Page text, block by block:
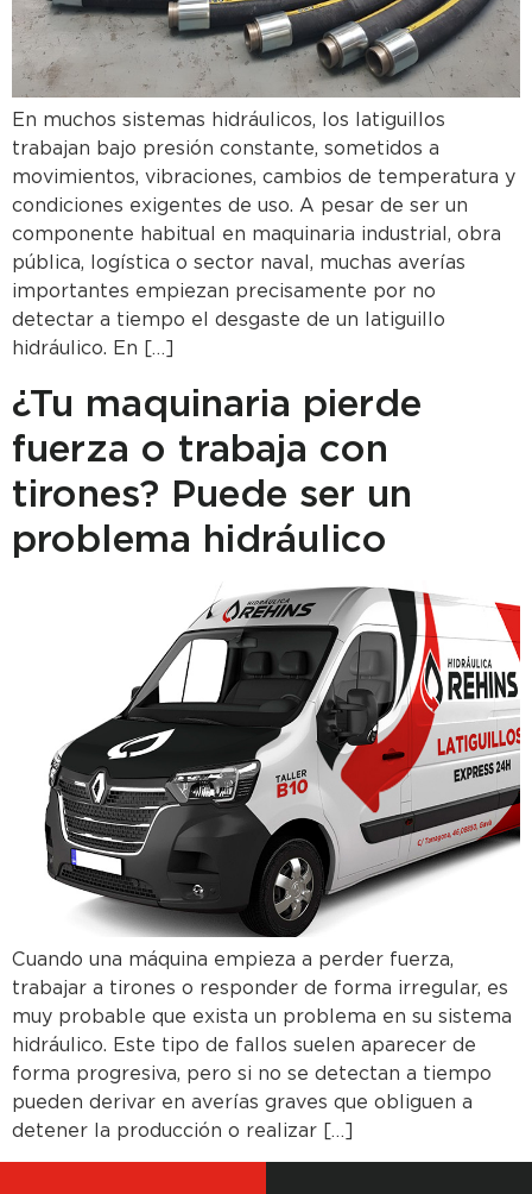
En muchos sistemas hidráulicos, los latiguillos
trabajan bajo presión constante, sometidos a
movimientos, vibraciones, cambios de temperatura y
condiciones exigentes de uso. A pesar de ser un
componente habitual en maquinaria industrial, obra
pública, logística o sector naval, muchas averías
importantes empiezan precisamente por no
detectar a tiempo el desgaste de un latiguillo
hidráulico. En […]
¿Tu maquinaria pierde
fuerza o trabaja con
tirones? Puede ser un
problema hidráulico
Cuando una máquina empieza a perder fuerza,
trabajar a tirones o responder de forma irregular, es
muy probable que exista un problema en su sistema
hidráulico. Este tipo de fallos suelen aparecer de
forma progresiva, pero si no se detectan a tiempo
pueden derivar en averías graves que obliguen a
detener la producción o realizar […]